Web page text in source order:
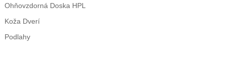
Ohňovzdorná Doska HPL
Koža Dverí
Podlahy